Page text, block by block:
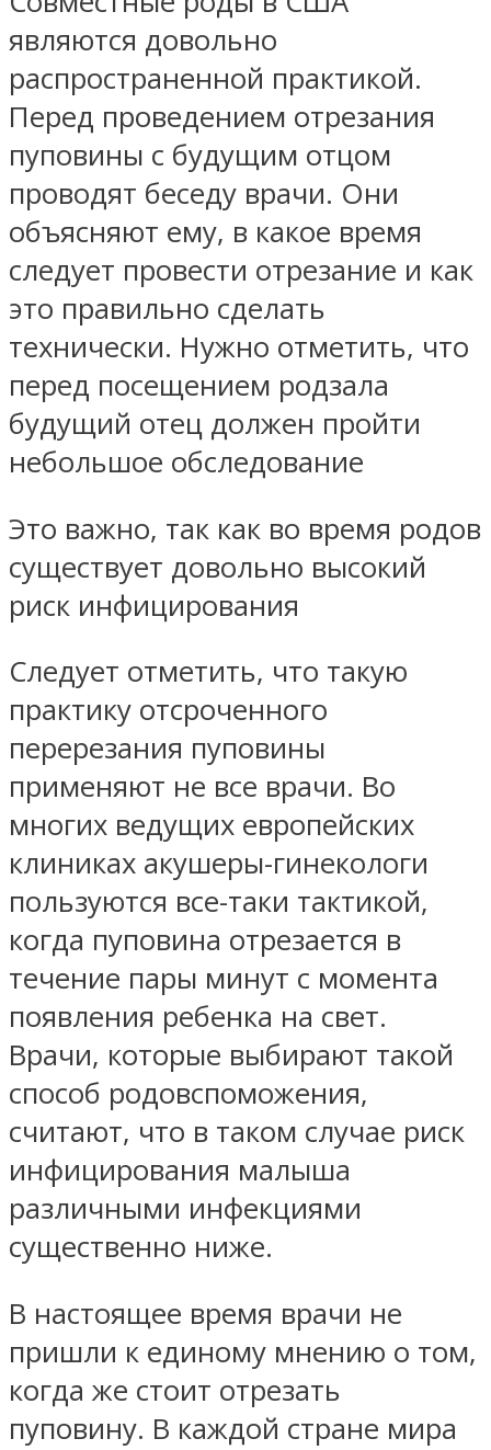
являются довольно
распространенной практикой.
Перед проведением отрезания
пуповины с будущим отцом
проводят беседу врачи. Они
объясняют ему, в какое время
следует провести отрезание и как
это правильно сделать
технически. Нужно отметить, что
перед посещением родзала
будущий отец должен пройти
небольшое обследование
Это важно, так как во время родов
существует довольно высокий
риск инфицирования
Следует отметить, что такую
практику отсроченного
перерезания пуповины
применяют не все врачи. Во
многих ведущих европейских
клиниках акушеры-гинекологи
пользуются все-таки тактикой,
когда пуповина отрезается в
течение пары минут с момента
появления ребенка на свет.
Врачи, которые выбирают такой
способ родовспоможения,
считают, что в таком случае риск
инфицирования малыша
различными инфекциями
существенно ниже.
В настоящее время врачи не
пришли к единому мнению о том,
когда же стоит отрезать
пуповину. В каждой стране мира